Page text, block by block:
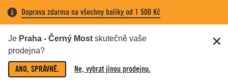
Doprava zdarma na všechny balíky od 1 500 Kč
Je Praha - Černý Most skutečně vaše
prodejna?
ANO, SPRÁVNĚ. Ne, vybrat jinou prodejnu.